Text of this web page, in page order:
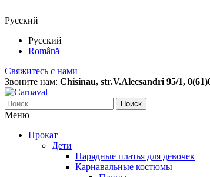
Русский
Русский
Română
Свяжитесь с нами
Звоните нам: Chisinau, str.V.Alecsandri 95/1,
Поиск
Меню
Прокат
Дети
Нарядные платья для девочек
Карнавальные костюмы